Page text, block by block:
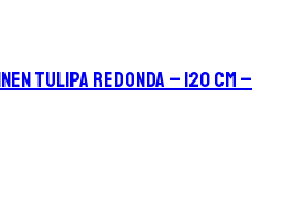
Tulipa Redonda – 120 cm –